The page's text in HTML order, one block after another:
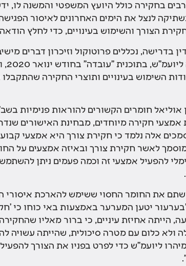
בחקירה כולל היועץ המשפטי והמשנה לו,
לנצל את הימים האחרונים לאיסור
הצורך והשימוש בעינויים, כדי לחלץ
בדרישה, נכללים פרוטוקול וזיכרון דברים
עליה
השימוש בעינויים ותוצרי החקירה
אוליאל חומרים הקשורים להוראות פנימיות
חקירה מיוחדים, מבחינת האישורים
אלה נלמד כי חקירת צורך היא אמצעי
לאשר חקירת צורך ובאיזה אמצעים על
להפעיל אמצעי זה וכמה פעמים ניתן
את החומר החסוי ששימש להארכת איסורי
יטען המערער באמצעות באי כוחו כי
הייתה אחיזת עיניים, כי ברור מאליו
ולא כלום עם מטרה סיכולית, שהייתה עשויה
ליועמ"ש כדי לפרט בפניו את הצורך